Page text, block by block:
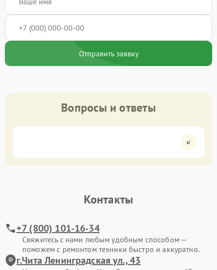
Отправить заявку
Вопросы и ответы
Контакты
+7 (800) 101-16-34
Свяжитесь с нами любым удобным способом —
поможем с ремонтом техники быстро и аккуратно.
г.Чита Ленинградская ул., 43